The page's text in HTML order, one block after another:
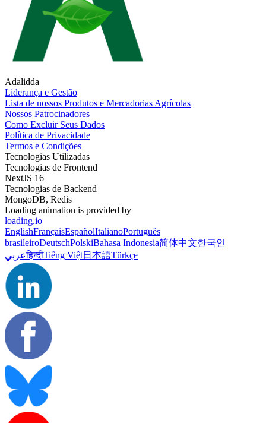
Adalidda
Liderança e Gestão
Lista de nossos Produtos e Mercadorias Agrícolas
Nossos Patrocinadores
Como Excluir Seus Dados
Política de Privacidade
Termos e Condições
Tecnologias Utilizadas
Tecnologias de Frontend
NextJS 16
Tecnologias de Backend
MongoDB, Redis
Loading animation is provided by
loading.io
EnglishFrançaisEspañolItalianoPortuguês
brasileiroDeutschPolskiBahasa Indonesia简体中文한국인
عربيहिन्दीTiếng Việt日本語Türkçe